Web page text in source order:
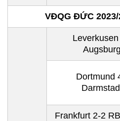
VĐQG ĐỨC 2023/
Augsburg
Dortmund
Frankfurt 2-2